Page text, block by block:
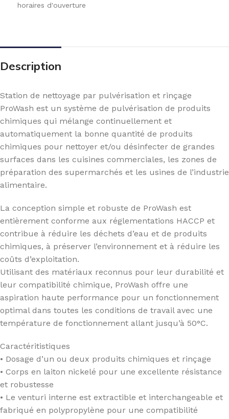
horaires d'ouverture
Description
Station de nettoyage par pulvérisation et rinçage
ProWash est un système de pulvérisation de produits
chimiques qui mélange continuellement et
automatiquement la bonne quantité de produits
chimiques pour nettoyer et/ou désinfecter de grandes
surfaces dans les cuisines commerciales, les zones de
préparation des supermarchés et les usines de l’industrie
alimentaire.
La conception simple et robuste de ProWash est
entièrement conforme aux réglementations HACCP et
contribue à réduire les déchets d’eau et de produits
chimiques, à préserver l’environnement et à réduire les
coûts d’exploitation.
Utilisant des matériaux reconnus pour leur durabilité et
leur compatibilité chimique, ProWash offre une
aspiration haute performance pour un fonctionnement
optimal dans toutes les conditions de travail avec une
température de fonctionnement allant jusqu’à 50°C.
Caractéritistiques
• Dosage d’un ou deux produits chimiques et rinçage
• Corps en laiton nickelé pour une excellente résistance
et robustesse
• Le venturi interne est extractible et interchangeable et
fabriqué en polypropylène pour une compatibilité